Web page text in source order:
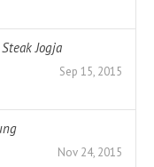
Jogja
Sep 15, 2015
Nov 24, 2015